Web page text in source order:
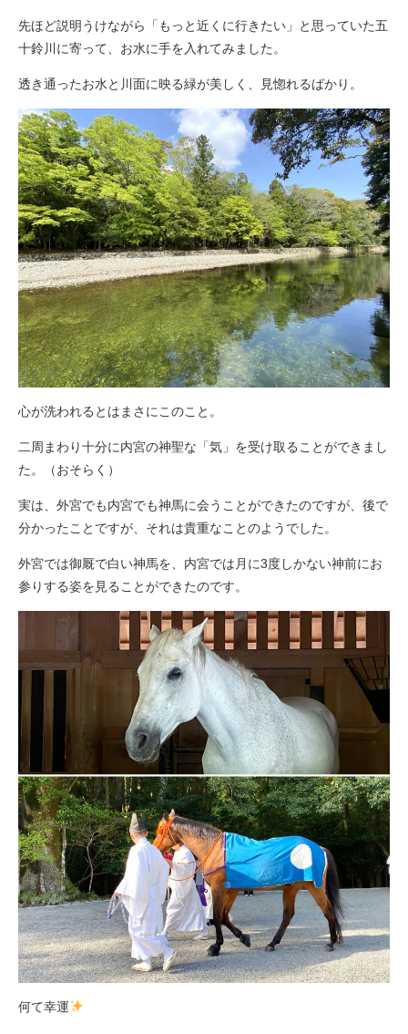
先ほど説明うけながら「もっと近くに行きたい」と思っていた五
十鈴川に寄って、お水に手を入れてみました。
透き通ったお水と川面に映る緑が美しく、見惚れるばかり。
心が洗われるとはまさにこのこと。
二周まわり十分に内宮の神聖な「気」を受け取ることができまし
た。（おそらく）
実は、外宮でも内宮でも神馬に会うことができたのですが、後で
分かったことですが、それは貴重なことのようでした。
外宮では御厩で白い神馬を、内宮では月に3度しかない神前にお
参りする姿を見ることができたのです。
何て幸運